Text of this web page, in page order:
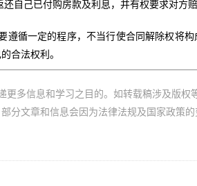
自己已付购房款及利息，并有权要求对方赔
循一定的程序，不当行使合同解除权将构
合法权利。
多信息和学习之目的。如转载稿涉及版权
分文章和信息会因为法律法规及国家政策的